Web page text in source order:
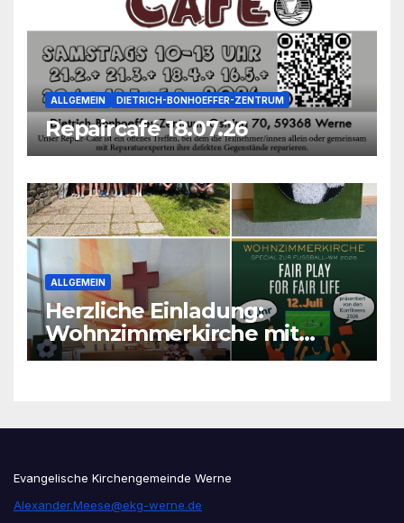
ALLGEMEIN DIETRICH-BONHOEFFER-ZENTRUM
Repaircafé 18.07.26
ALLGEMEIN
Herzliche Einladung:
Wohnzimmerkirche mit
unseren Konfis
Evangelische Kirchengemeinde Werne
Alexander.Meese@ekg-werne.de